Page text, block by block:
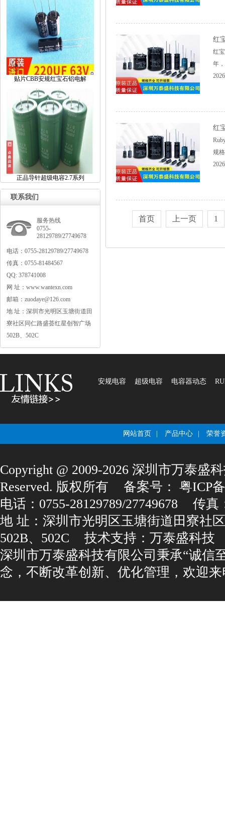
贴片CBB安规红宝石铝电解
正品导针超级电容2.7系列
联系我们
服务热线
0755-
28129789/27749678
电话：0755-28129789/27749678
传真：0755-81484567
QQ:378741008
网址：www.wantexn.com
邮箱：zuodaye@126.com
地址：深圳市光明区玉塘街道田
寮社区同仁路盛荟红星创智广场
502B、502C
红
红
年
红
规
首页 上一页 1
安规电容 超级电容 电容器动态
网站首页 产品中心 荣誉
Copyright@2009-2026深圳市万泰盛
Reserved.版权所有
备案号：
粤ICP
电话：0755-28129789/27749678
传真
地址：深圳市光明区玉塘街道田寮社
502B、502C
技术支持： 万泰盛科技
深圳市万泰盛科技有限公司秉承“诚信
念，不断改革创新、优化管理，欢迎